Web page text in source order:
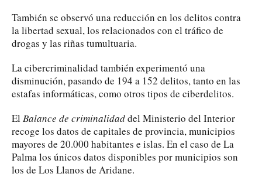
También se observó una reducción en los delitos contra
la libertad sexual, los relacionados con el tráfico de
drogas y las riñas tumultuaria.
La cibercriminalidad también experimentó una
disminución, pasando de 194 a 152 delitos, tanto en las
estafas informáticas, como otros tipos de ciberdelitos.
El Balance de criminalidaddel Ministerio del Interior
recoge los datos de capitales de provincia, municipios
mayores de 20.000 habitantes e islas. En el caso de La
Palma los únicos datos disponibles por municipios son
los de Los Llanos de Aridane.